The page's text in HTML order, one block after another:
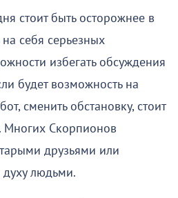
стоит быть осторожнее в
себя серьезных
избегать обсуждения
будет возможность на
сменить обстановку, стоит
Многих Скорпионов
друзьями или
людьми.